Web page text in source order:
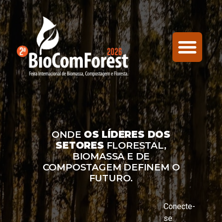
ONDE OS LÍDERES DOS
SETORESFLORESTAL,
BIOMASSA E DE
COMPOSTAGEM DEFINEM O
FUTURO.
Conecte-
se